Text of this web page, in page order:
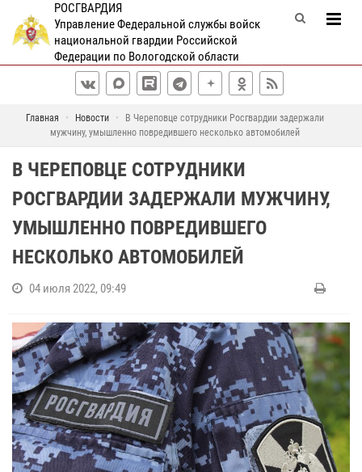
РОСГВАРДИЯ
Управление Федеральной службы войск
национальной гвардии Российской
Федерации по Вологодской области
Главная Новости
В Череповце сотрудники Росгвардии задержали
мужчину, умышленно повредившего несколько автомобилей
В ЧЕРЕПОВЦЕ СОТРУДНИКИ
РОСГВАРДИИ ЗАДЕРЖАЛИ МУЖЧИНУ,
УМЫШЛЕННО ПОВРЕДИВШЕГО
НЕСКОЛЬКО АВТОМОБИЛЕЙ
04 июля 2022, 09:49